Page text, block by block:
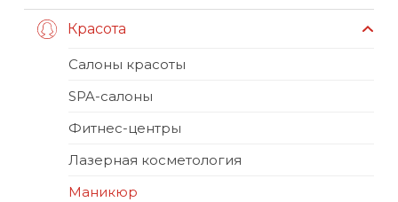
Красота
Салоны красоты
SPA-салоны
Фитнес-центры
Лазерная косметология
Маникюр